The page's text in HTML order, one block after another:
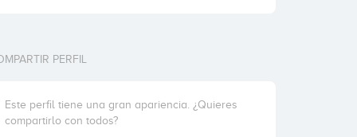
PERFIL
Este perfil tiene una gran apariencia. ¿Quieres
compartirlo con todos?